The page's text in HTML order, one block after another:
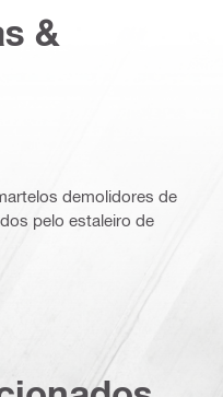
&
demolidores de
pelo estaleiro de